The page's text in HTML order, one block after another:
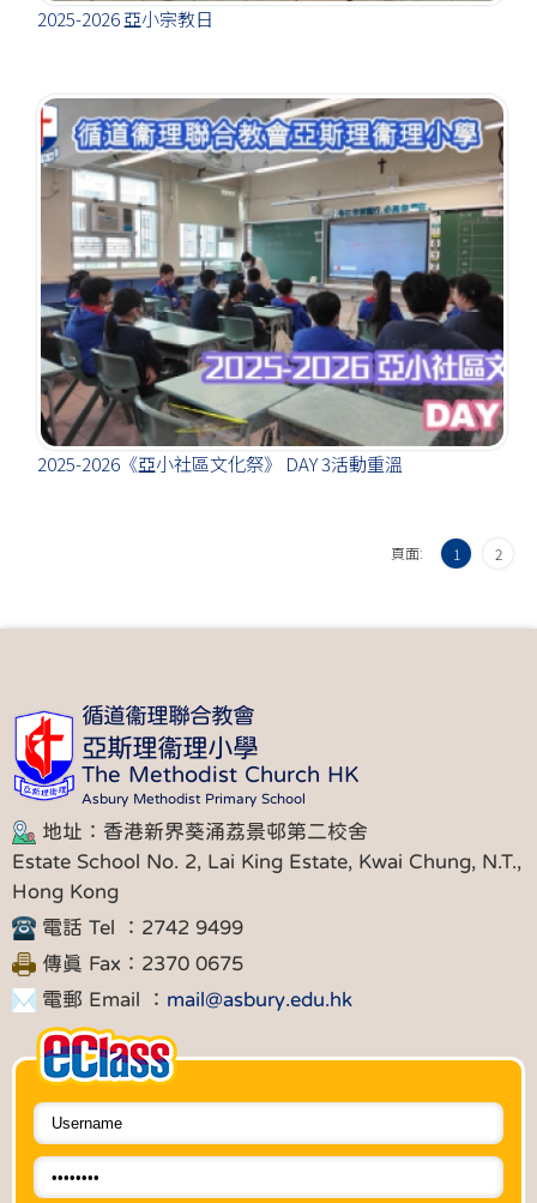
2025-2026 亞小宗教日
2025-2026《亞小社區文化祭》 DAY 3活動重溫
頁面: 1 2
循道衞理聯合教會
亞斯理衞理小學
The Methodist Church HK
Asbury Methodist Primary School
地址：香港新界葵涌荔景邨第二校舍
Estate School No. 2, Lai King Estate, Kwai Chung, N.T.,
Hong Kong
電話 Tel ：2742 9499
傳真 Fax：2370 0675
電郵 Email ： mail@asbury.edu.hk